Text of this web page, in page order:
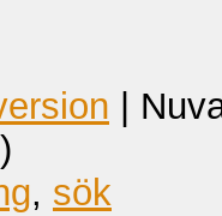
|
, sök